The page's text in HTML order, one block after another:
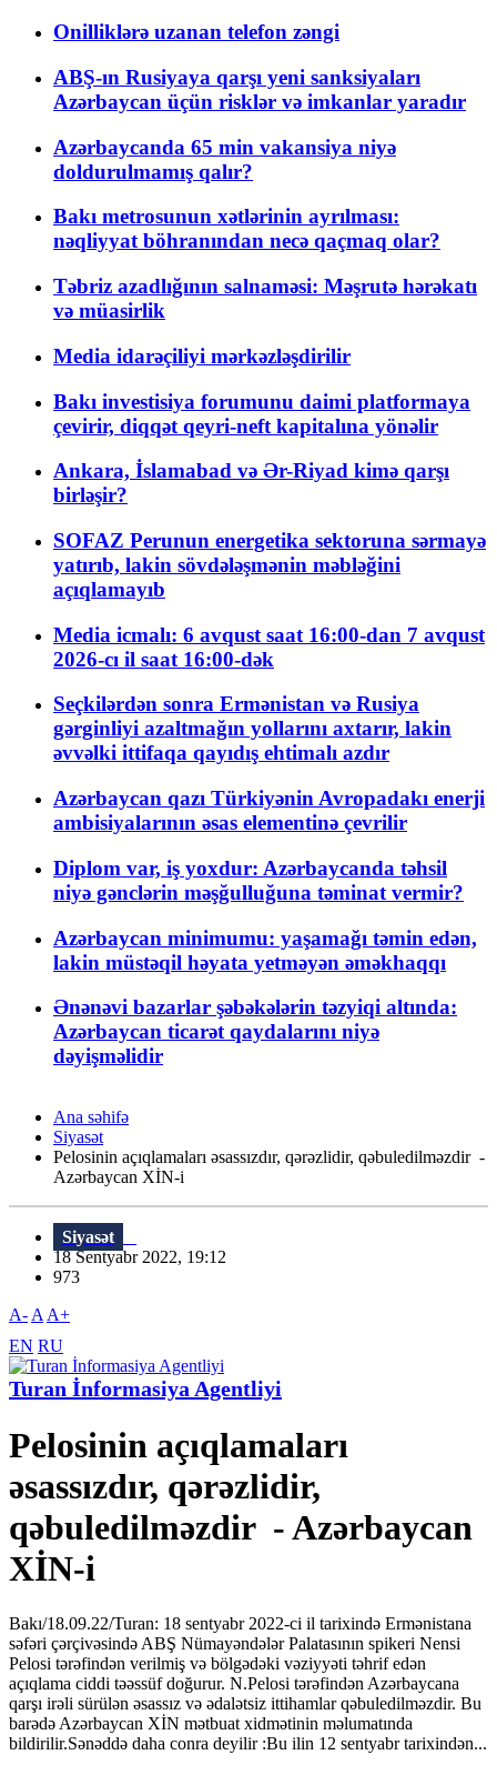
Onilliklərə uzanan telefon zəngi
ABŞ-ın Rusiyaya qarşı yeni sanksiyaları
Azərbaycan üçün risklər və imkanlar yaradır
Azərbaycanda 65 min vakansiya niyə
doldurulmamış qalır?
Bakı metrosunun xətlərinin ayrılması:
nəqliyyat böhranından necə qaçmaq olar?
Təbriz azadlığının salnaməsi: Məşrutə hərəkatı
və müasirlik
Media idarəçiliyi mərkəzləşdirilir
Bakı investisiya forumunu daimi platformaya
çevirir, diqqət qeyri-neft kapitalına yönəlir
Ankara, İslamabad və Ər-Riyad kimə qarşı
birləşir?
SOFAZ Perunun energetika sektoruna sərmayə
yatırıb, lakin sövdələşmənin məbləğini
açıqlamayıb
Media icmalı: 6 avqust saat 16:00-dan 7 avqust
2026-cı il saat 16:00-dək
Seçkilərdən sonra Ermənistan və Rusiya
gərginliyi azaltmağın yollarını axtarır, lakin
əvvəlki ittifaqa qayıdış ehtimalı azdır
Azərbaycan qazı Türkiyənin Avropadakı enerji
ambisiyalarının əsas elementinə çevrilir
Diplom var, iş yoxdur: Azərbaycanda təhsil
niyə gənclərin məşğulluğuna təminat vermir?
Azərbaycan minimumu: yaşamağı təmin edən,
lakin müstəqil həyata yetməyən əməkhaqqı
Ənənəvi bazarlar şəbəkələrin təzyiqi altında:
Azərbaycan ticarət qaydalarını niyə
dəyişməlidir
Ana səhifə
Siyasət
Pelosinin açıqlamaları əsassızdır, qərəzlidir, qəbuledilməzdir -
Azərbaycan XİN-i
Siyasət
18 Sentyabr 2022, 19:12
973
A- A A+
EN RU
Turan İnformasiya Agentliyi
Pelosinin açıqlamaları
əsassızdır, qərəzlidir,
qəbuledilməzdir - Azərbaycan
XİN-i
Bakı/18.09.22/Turan: 18 sentyabr 2022-ci il tarixində Ermənistana
səfəri çərçivəsində ABŞ Nümayəndələr Palatasının spikeri Nensi
Pelosi tərəfindən verilmiş və bölgədəki vəziyyəti təhrif edən
açıqlama ciddi təəssüf doğurur. N.Pelosi tərəfindən Azərbaycana
qarşı irəli sürülən əsassız və ədalətsiz ittihamlar qəbuledilməzdir. Bu
barədə Azərbaycan XİN mətbuat xidmətinin məlumatında
bildirilir.Sənəddə daha conra deyilir :Bu ilin 12 sentyabr tarixindən...